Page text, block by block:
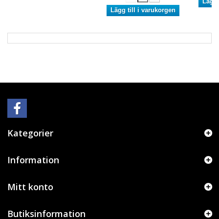
Lägg till i varukorgen
Kategorier
Information
Mitt konto
Butiksinformation